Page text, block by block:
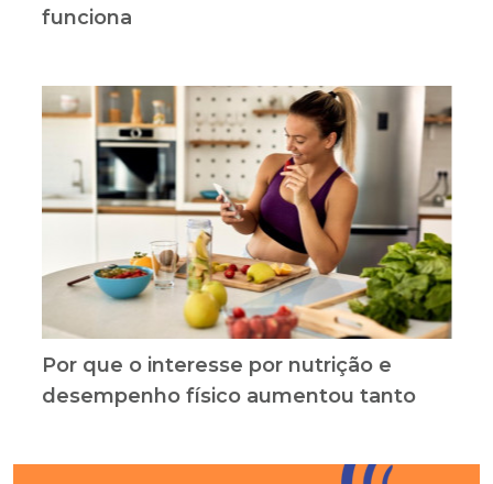
funciona
Por que o interesse por nutrição e
desempenho físico aumentou tanto